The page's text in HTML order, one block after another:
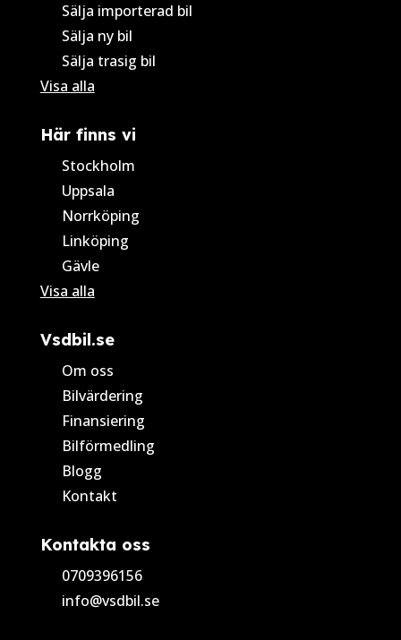
Sälja importerad bil
Sälja ny bil
Sälja trasig bil
Visa alla
Här finns vi
Stockholm
Uppsala
Norrköping
Linköping
Gävle
Visa alla
Vsdbil.se
Om oss
Bilvärdering
Finansiering
Bilförmedling
Blogg
Kontakt
Kontakta oss
0709396156
info@vsdbil.se